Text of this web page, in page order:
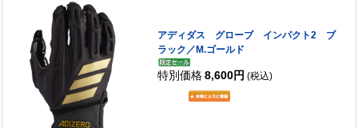
アディダス グローブ インパクト2 ブ
ラック／M.ゴールド
特別価格 8,600円 (税込)